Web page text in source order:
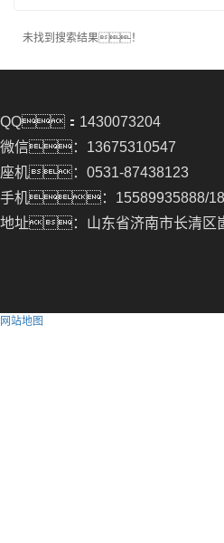
未找到搜索结果！
QQ：1430073204
微信：13675310547
座机：0531-87438123
手机：15589935888/
地址：山东省济南市长清区
网站地图